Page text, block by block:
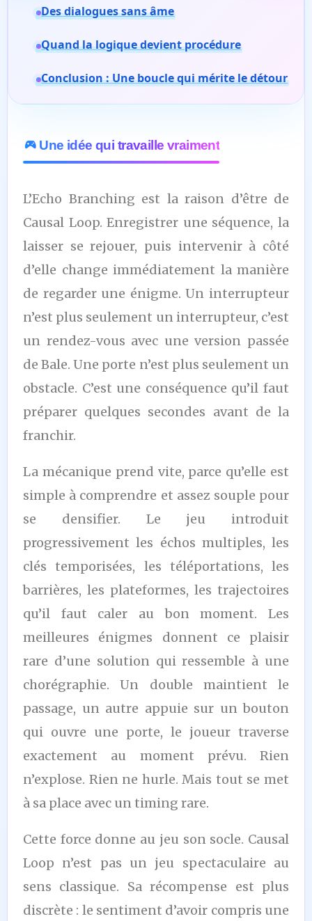
Des dialogues sans âme
Quand la logique devient procédure
Conclusion : Une boucle qui mérite le détour
Une idée qui travaille vraiment
L’Echo Branching est la raison d’être de
Causal Loop. Enregistrer une séquence, la
laisser se rejouer, puis intervenir à côté
d’elle change immédiatement la manière
de regarder une énigme. Un interrupteur
n’est plus seulement un interrupteur, c’est
un rendez-vous avec une version passée
de Bale. Une porte n’est plus seulement un
obstacle. C’est une conséquence qu’il faut
préparer quelques secondes avant de la
franchir.
La mécanique prend vite, parce qu’elle est
simple à comprendre et assez souple pour
se densifier. Le jeu introduit
progressivement les échos multiples, les
clés temporisées, les téléportations, les
barrières, les plateformes, les trajectoires
qu’il faut caler au bon moment. Les
meilleures énigmes donnent ce plaisir
rare d’une solution qui ressemble à une
chorégraphie. Un double maintient le
passage, un autre appuie sur un bouton
qui ouvre une porte, le joueur traverse
exactement au moment prévu. Rien
n’explose. Rien ne hurle. Mais tout se met
à sa place avec un timing rare.
Cette force donne au jeu son socle. Causal
Loop n’est pas un jeu spectaculaire au
sens classique. Sa récompense est plus
discrète : le sentiment d’avoir compris une